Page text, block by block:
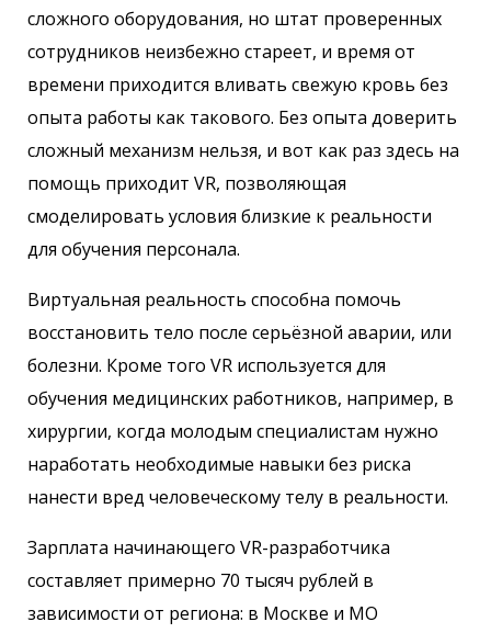
сложного оборудования, но штат проверенных
сотрудников неизбежно стареет, и время от
времени приходится вливать свежую кровь без
опыта работы как такового. Без опыта доверить
сложный механизм нельзя, и вот как раз здесь на
помощь приходит VR, позволяющая
смоделировать условия близкие к реальности
для обучения персонала.
Виртуальная реальность способна помочь
восстановить тело после серьёзной аварии, или
болезни. Кроме того VR используется для
обучения медицинских работников, например, в
хирургии, когда молодым специалистам нужно
наработать необходимые навыки без риска
нанести вред человеческому телу в реальности.
Зарплата начинающего VR-разработчика
составляет примерно 70 тысяч рублей в
зависимости от региона: в Москве и МО